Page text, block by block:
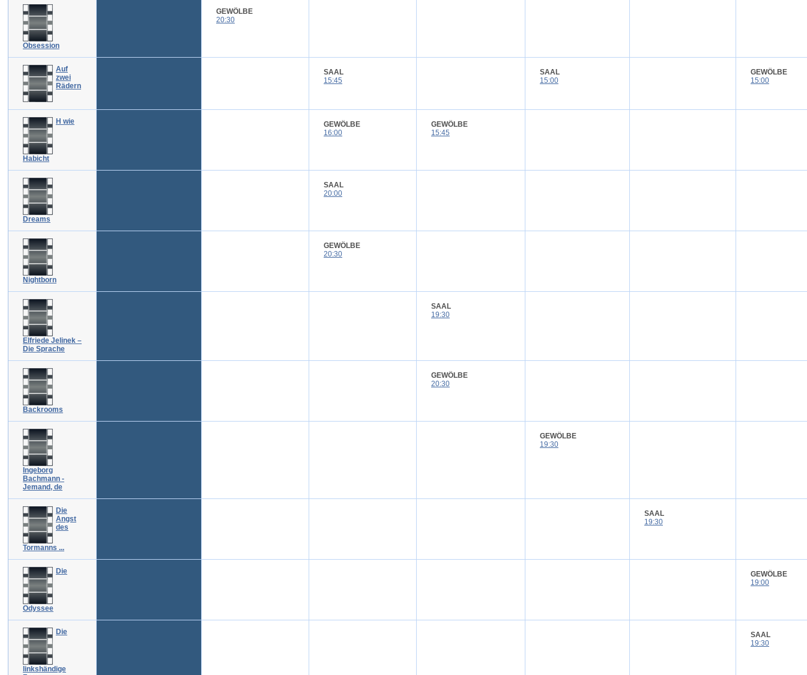
Obsession
GEWÖLBE
20:30
Auf
zwei
Rädern
SAAL
15:45
SAAL
15:00
GEWÖLBE
15:00
H wie
Habicht
GEWÖLBE
16:00
GEWÖLBE
15:45
Dreams
SAAL
20:00
Nightborn
GEWÖLBE
20:30
Elfriede Jelinek –
Die Sprache
SAAL
19:30
Backrooms
GEWÖLBE
20:30
Ingeborg
Bachmann -
Jemand, de
GEWÖLBE
19:30
Die
Angst
des
Tormanns ...
SAAL
19:30
Die
Odyssee
GEWÖLBE
19:00
Die
linkshändige
SAAL
19:30